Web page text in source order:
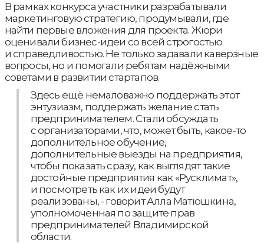
В рамках конкурса участники разрабатывали
маркетинговую стратегию, продумывали, где
найти первые вложения для проекта. Жюри
оценивали бизнес-идеи со всей строгостью
и справедливостью. Не только задавали каверзные
вопросы, но и помогали ребятам надёжными
советами в развитии стартапов.
Здесь ещё немаловажно поддержать этот
энтузиазм, поддержать желание стать
предпринимателем. Стали обсуждать
с организаторами, что, может быть, какое-то
дополнительное обучение,
дополнительные выезды на предприятия,
чтобы показать сразу, как выглядят такие
достойные предприятия как «Русклимат»,
и посмотреть как их идеи будут
реализованы, - говорит Алла Матюшкина,
уполномоченная по защите прав
предпринимателей Владимирской
области.